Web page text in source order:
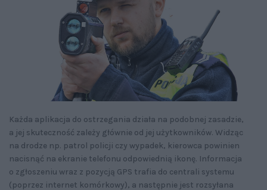
Każda aplikacja do ostrzegania działa na podobnej zasadzie,
a jej skuteczność zależy głównie od jej użytkowników. Widząc
na drodze np. patrol policji czy wypadek, kierowca powinien
nacisnąć na ekranie telefonu odpowiednią ikonę. Informacja
o zgłoszeniu wraz z pozycją GPS trafia do centrali systemu
(poprzez internet komórkowy), a następnie jest rozsyłana